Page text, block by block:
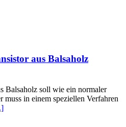
aus Balsaholz
Balsaholz soll wie ein normaler
in einem speziellen Verfahren